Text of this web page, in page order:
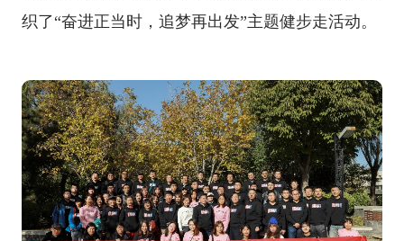
织了“奋进正当时，追梦再出发”主题健步走活动。